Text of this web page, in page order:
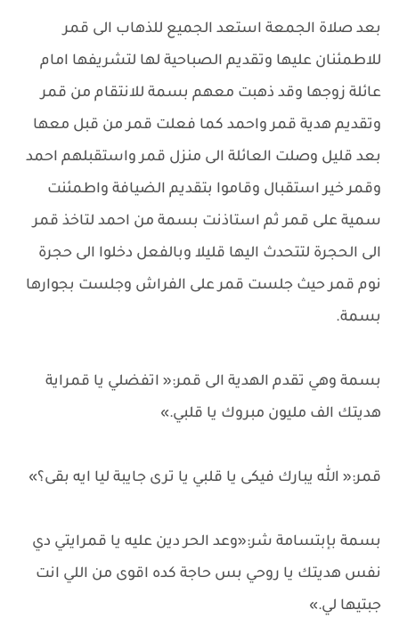
بعد صلاة الجمعة استعد الجميع للذهاب الى قمر
للاطمئنان عليها وتقديم الصباحية لها لتشريفها امام
عائلة زوجها وقد ذهبت معهم بسمة للانتقام من قمر
وتقديم هدية قمر واحمد كما فعلت قمر من قبل معها
بعد قليل وصلت العائلة الى منزل قمر واستقبلهم احمد
وقمر خير استقبال وقاموا بتقديم الضيافة واطمئنت
سمية على قمر ثم استاذنت بسمة من احمد لتاخذ قمر
الى الحجرة لتتحدث اليها قليلا وبالفعل دخلوا الى حجرة
نوم قمر حيث جلست قمر على الفراش وجلست بجوارها
بسمة.
بسمة وهي تقدم الهدية الى قمر:« اتفضلي يا قمراية
هديتك الف مليون مبروك يا قلبي.»
قمر:« الله يبارك فيكى يا قلبي يا ترى جايبة ليا ايه بقى؟»
بسمة بإبتسامة شر:«وعد الحر دين عليه يا قمرايتي دي
نفس هديتك يا روحي بس حاجة كده اقوى من اللي انت
جبتيها لي.»